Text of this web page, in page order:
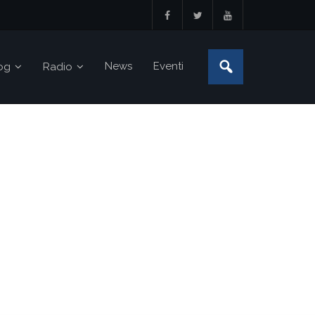
Radio News Eventi